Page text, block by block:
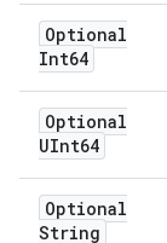
Optional
Int64
Optional
UInt64
Optional
String